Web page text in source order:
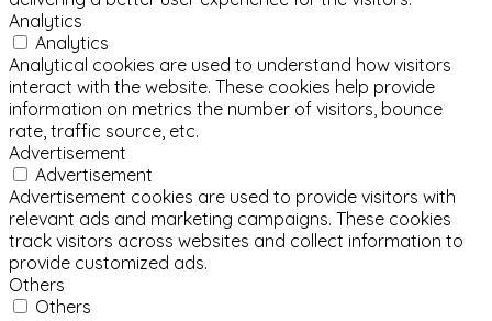
Analytics
Analytics
Analytical cookies are used to understand how visitors
interact with the website. These cookies help provide
information on metrics the number of visitors, bounce
rate, traffic source, etc.
Advertisement
Advertisement
Advertisement cookies are used to provide visitors with
relevant ads and marketing campaigns. These cookies
track visitors across websites and collect information to
provide customized ads.
Others
Others